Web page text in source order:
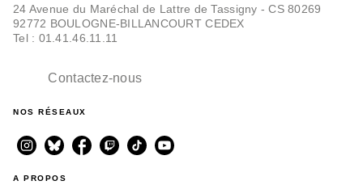
Catacombes - Tome 01
Jack Manini
24 Avenue du Maréchal de Lattre de Tassigny - CS 80269
92772 BOULOGNE-BILLANCOURT CEDEX
Tel : 01.41.46.11.11
Contactez-nous
NOS RÉSEAUX
A PROPOS